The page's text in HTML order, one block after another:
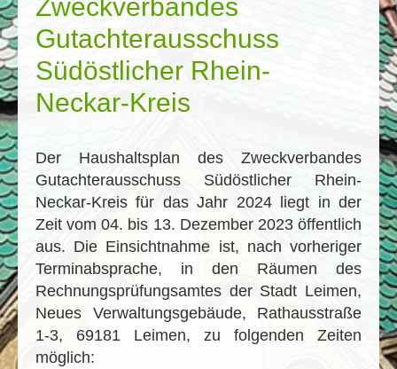
Zweckverbandes
Gutachterausschuss
Südöstlicher Rhein-
Neckar-Kreis
Der Haushaltsplan des Zweckverbandes
Gutachterausschuss Südöstlicher Rhein-
Neckar-Kreis für das Jahr 2024 liegt in der
Zeit vom 04. bis 13. Dezember 2023 öffentlich
aus. Die Einsichtnahme ist, nach vorheriger
Terminabsprache, in den Räumen des
Rechnungsprüfungsamtes der Stadt Leimen,
Neues Verwaltungsgebäude, Rathausstraße
1-3, 69181 Leimen, zu folgenden Zeiten
möglich: